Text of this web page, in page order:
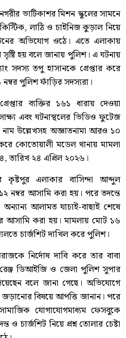
ভাটিকাশর মিশন স্কুলের সামনে
লাঠি ও চাইনিজ কুড়াল নিয়ে
অভিযোগ ওঠে। এতে এলাকায়
হয় বলে জানায় পুলিশ। এ ঘটনায়
সদস্য তপু হাসানকে গ্রেপ্তার করে
পুলিশ ফাঁড়ির সদস্যরা।
ব্যক্তির ১৬১ ধারায় দেওয়া
সাক্ষ্য এবং ঘটনাস্থলের ভিডিও ফুটেজ
উল্লেখসহ অজ্ঞাতনামা আরও ১০
কোতোয়ালী মডেল থানায় মামলা
তারিখ ২৪ এপ্রিল ২০২৬।
কৃষ্টপুর এলাকার বাসিন্দা আব্দুল
নম্বর আসামি করা হয়। পরে তদন্তে
অন্যান্য আলামত যাচাই-বাছাই শেষে
আসামি করা হয়। মামলায় মোট ১৬
চার্জশিট দাখিল করে পুলিশ।
নির্দোষ দাবি করে তার বাবা
ডিআইজি ও জেলা পুলিশ সুপার
বলে জানা গেছে। অভিযোগে
বিষয়ে আপত্তি জানান। পরে
যোগাযোগমাধ্যম ফেসবুকে
ও চার্জশিট নিয়ে প্রশ্ন তোলার চেষ্টা